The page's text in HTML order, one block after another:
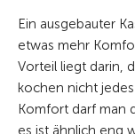
Ein ausgebauter
etwas mehr
Vorteil liegt darin,
kochen nicht
Komfort darf man
es ist ähnlich eng